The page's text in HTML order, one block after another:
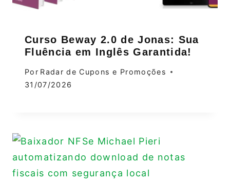
Curso Beway 2.0 de Jonas: Sua
Fluência em Inglês Garantida!
Por Radar de Cupons e Promoções
31/07/2026